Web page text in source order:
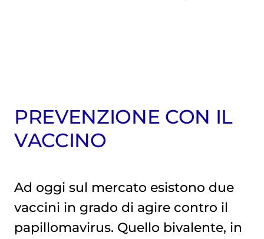
PREVENZIONE CON IL
VACCINO
Ad oggi sul mercato esistono due
vaccini in grado di agire contro il
papillomavirus. Quello bivalente, in